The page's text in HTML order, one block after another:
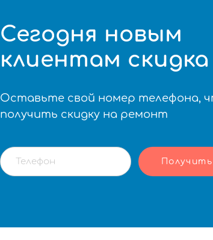
Сегодня новым
клиентам скидка
Оставьте свой номер телефона,
получить скидку на ремонт